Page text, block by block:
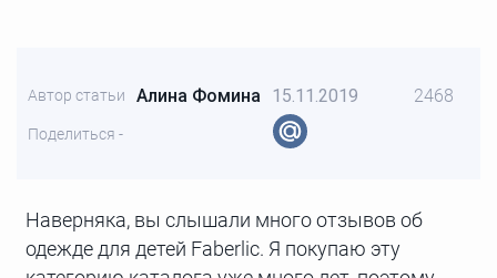
Автор статьи Алина Фомина 15.11.2019 2468
Поделиться -
Наверняка, вы слышали много отзывов об
одежде для детей Faberlic. Я покупаю эту